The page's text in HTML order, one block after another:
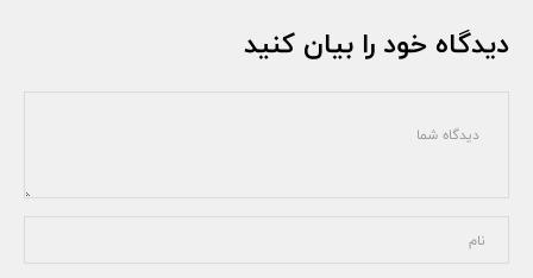
دیدگاه خود را بیان کنید